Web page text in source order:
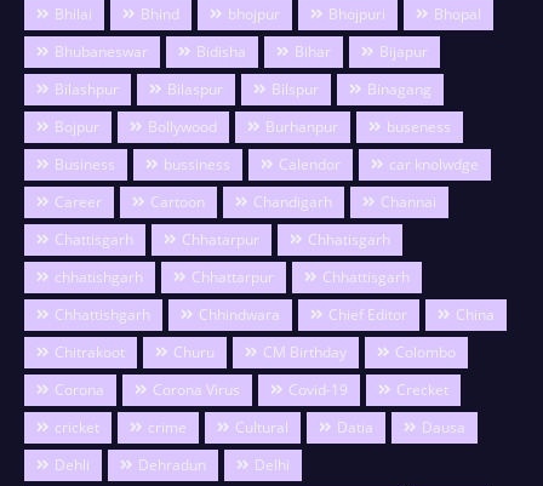
Bhilai
Bhind bhojpur Bhojpuri
Bhopal
Bhubaneswar
Bidisha Bihar
Bijapur
Bilashpur
Bilaspur Bilspur
Binagang
Bojpur
Bollywood Burhanpur
buseness
Business
bussiness Calendor
car knolwdge
Career
Cartoon Chandigarh
Channai
Chattisgarh
Chhatarpur
Chhatisgarh
chhatishgarh
Chhattarpur
Chhattisgarh
Chhattishgarh
Chhindwara Chief Editor
China
Chitrakoot
Churu CM Birthday
Colombo
Corona
Corona Virus Covid-19
Crecket
cricket
crime Cultural Datia
Dausa
Dehli
Dehradun
Delhi